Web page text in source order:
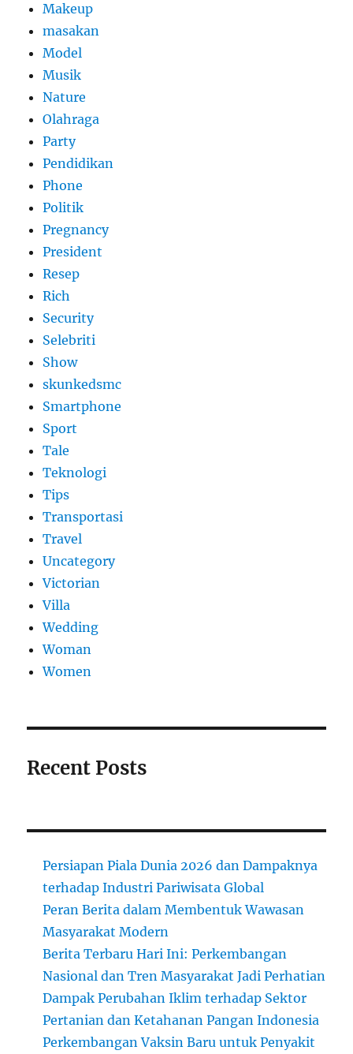
Makeup
masakan
Model
Musik
Nature
Olahraga
Party
Pendidikan
Phone
Politik
Pregnancy
President
Resep
Rich
Security
Selebriti
Show
skunkedsmc
Smartphone
Sport
Tale
Teknologi
Tips
Transportasi
Travel
Uncategory
Victorian
Villa
Wedding
Woman
Women
Recent Posts
Persiapan Piala Dunia 2026 dan Dampaknya
terhadap Industri Pariwisata Global
Peran Berita dalam Membentuk Wawasan
Masyarakat Modern
Berita Terbaru Hari Ini: Perkembangan
Nasional dan Tren Masyarakat Jadi Perhatian
Dampak Perubahan Iklim terhadap Sektor
Pertanian dan Ketahanan Pangan Indonesia
Perkembangan Vaksin Baru untuk Penyakit